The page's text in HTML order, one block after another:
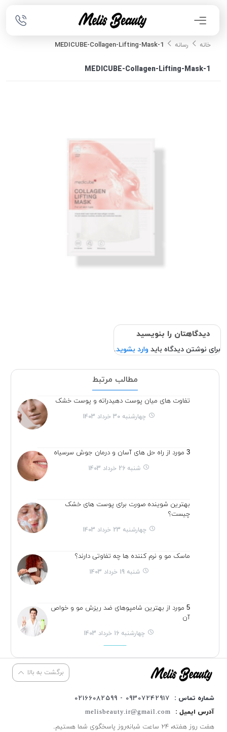
خانه رسانه MEDICUBE-Collagen-Lifting-Mask-1
MEDICUBE-Collagen-Lifting-Mask-1
دیدگاهتان را بنویسید
برای نوشتن دیدگاه باید وارد بشوید.
مطالب مرتبط
تفاوت های میان پوست دهیدراته و پوست خشک
چهارشنبه 30 خرداد 1403
3 مورد از راه حل های آسان و درمان جوش سرسیاه
شنبه 26 خرداد 1403
بهترین شوینده صورت برای پوست های خشک
چیست؟
چهارشنبه 23 خرداد 1403
ماسک مو و نرم کننده ها چه تفاوتی دارند؟
شنبه 19 خرداد 1403
5 مورد از بهترین شامپوهای ضد ریزش مو و خواص
آن
چهارشنبه 16 خرداد 1403
برگشت به بالا
شماره تماس :
09307242917 - 02166082599
آدرس ایمیل :
melisbeauty.ir@gmail.com
هفت روز هفته، ۲۴ ساعت شبانه‌روز پاسخگوی شما هستیم.